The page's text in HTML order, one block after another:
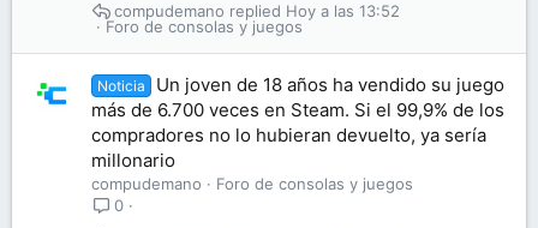
Foro de consolas y juegos
Hoy a las 13:52
compudemano
Noticia
Un joven de 18 años ha vendido su juego
más de 6.700 veces en Steam. Si el 99,9% de los
compradores no lo hubieran devuelto, ya sería
millonario
compudemano
Foro de consolas y juegos
0